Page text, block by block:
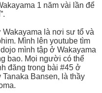
1 năm vài lần để
là nơi sư tổ và
Mình lên youtube tìm
mình tập ở Wakayama
bao. Mọi người có thể
đăng trong bài #45 ở
Bansen, là thầy